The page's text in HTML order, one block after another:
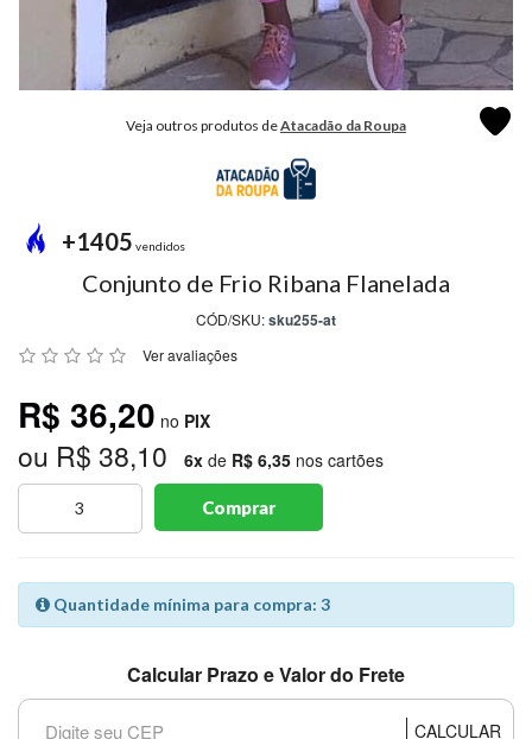
MASCULINA
PREÇO
ÚNICO
PROMOÇÕES
MARCAS
(81)9
Veja outros produtos deAtacadão da Roupa
+1405 vendidos
Conjunto de Frio Ribana Flanelada
CÓD/SKU:sku255-at
Ver avaliações
R$ 36,20 no PIX
ou R$ 38,10 6x de R$ 6,35 nos cartões
Comprar
Quantidade mínima para compra: 3
Calcular Prazo e Valor do Frete
CALCULAR